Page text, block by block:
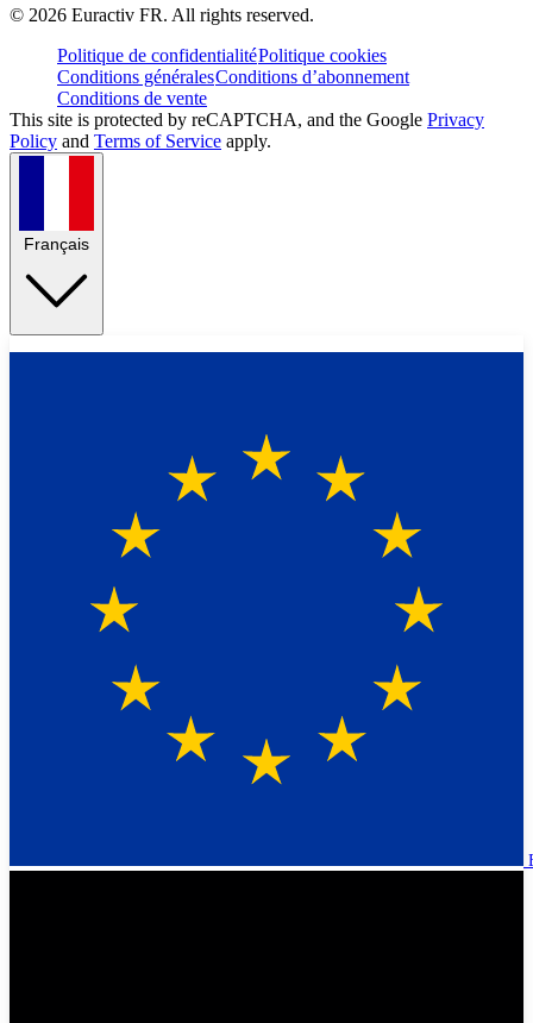
© 2026 Euractiv FR. All rights reserved.
Politique de confidentialitéPolitique cookies
Conditions généralesConditions d’abonnement
Conditions de vente
This site is protected by reCAPTCHA, and the Google Privacy
Policy and Terms of Service apply.
Français